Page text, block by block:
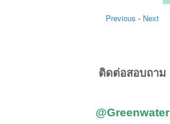
Previous - Next
ติดต่อสอบถาม
@Greenwater